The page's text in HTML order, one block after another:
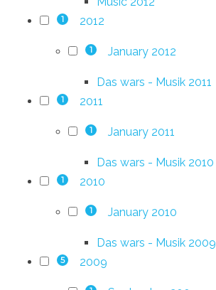
1 2012
1 January 2012
Das wars - Musik 2011
1 2011
1 January 2011
Das wars - Musik 2010
1 2010
1 January 2010
Das wars - Musik 2009
5 2009